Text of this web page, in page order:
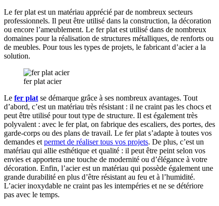
Le fer plat est un matériau apprécié par de nombreux secteurs
professionnels. Il peut être utilisé dans la construction, la décoration
ou encore l’ameublement. Le fer plat est utilisé dans de nombreux
domaines pour la réalisation de structures métalliques, de renforts ou
de meubles. Pour tous les types de projets, le fabricant d’acier a la
solution.
fer plat acier
Le fer plat se démarque grâce à ses nombreux avantages. Tout
d’abord, c’est un matériau très résistant : il ne craint pas les chocs et
peut être utilisé pour tout type de structure. Il est également très
polyvalent : avec le fer plat, on fabrique des escaliers, des portes, des
garde-corps ou des plans de travail. Le fer plat s’adapte à toutes vos
demandes et permet de réaliser tous vos projets. De plus, c’est un
matériau qui allie esthétique et qualité : il peut être peint selon vos
envies et apportera une touche de modernité ou d’élégance à votre
décoration. Enfin, l’acier est un matériau qui possède également une
grande durabilité en plus d’être résistant au feu et à l’humidité.
L’acier inoxydable ne craint pas les intempéries et ne se détériore
pas avec le temps.